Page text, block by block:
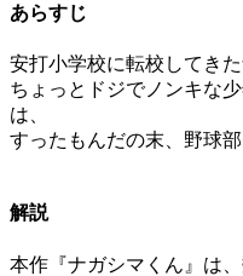
あらすじ
安打小学校に転校してき
ちょっとドジでノンキな
は、
すったもんだの末、野球
解説
本作『ナガシマくん』は